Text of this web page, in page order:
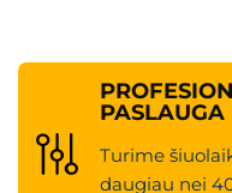
PASLAUGA
Turime
daugiau nei